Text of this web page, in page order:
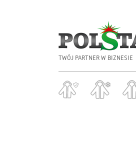
TWÓJ PARTNER W BIZNESIE